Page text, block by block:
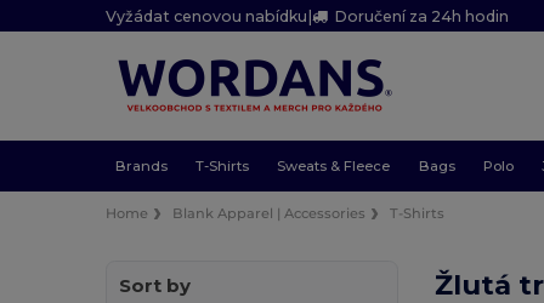
Vyžádat cenovou nabídku| Doručení za 24h hodin
Brands T-Shirts Sweats & Fleece Bags Polo
Home Blank Apparel | Accessories T-Shirts
Sort by Žlutá